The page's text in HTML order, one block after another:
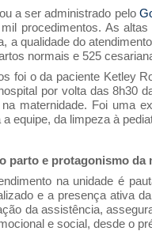
a ser administrado pelo
procedimentos. As
a qualidade do
normais e 525
foi o da paciente Ketley
por volta das 8h30
maternidade. Foi uma
equipe, da limpeza à
parto e protagonismo da
na unidade é
e a presença ativa
da assistência,
e social, desde o